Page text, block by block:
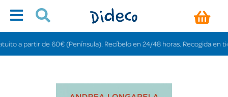
a partir de 60€ (Península). Recíbelo en 24/48 horas. Recogida en